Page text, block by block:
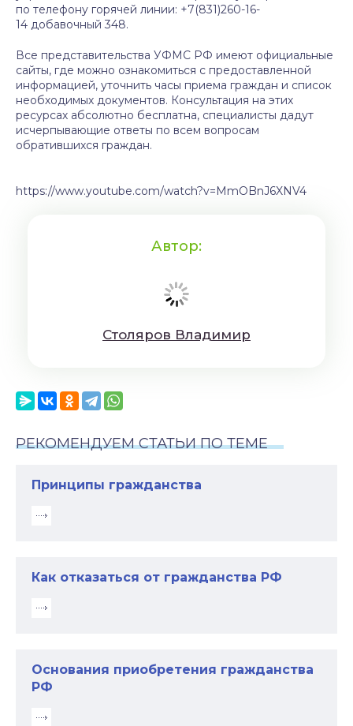
по телефону горячей линии: +7(831)260-16-
14 добавочный 348.
Все представительства УФМС РФ имеют официальные
сайты, где можно ознакомиться с предоставленной
информацией, уточнить часы приема граждан и список
необходимых документов. Консультация на этих
ресурсах абсолютно бесплатна, специалисты дадут
исчерпывающие ответы по всем вопросам
обратившихся граждан.
https://www.youtube.com/watch?v=MmOBnJ6XNV4
Автор:
Cтoляpoв Влaдимиp
РЕКОМЕНДУЕМ СТАТЬИ ПО ТЕМЕ
Принципы гражданства
Как отказаться от гражданства РФ
Основания приобретения гражданства
РФ